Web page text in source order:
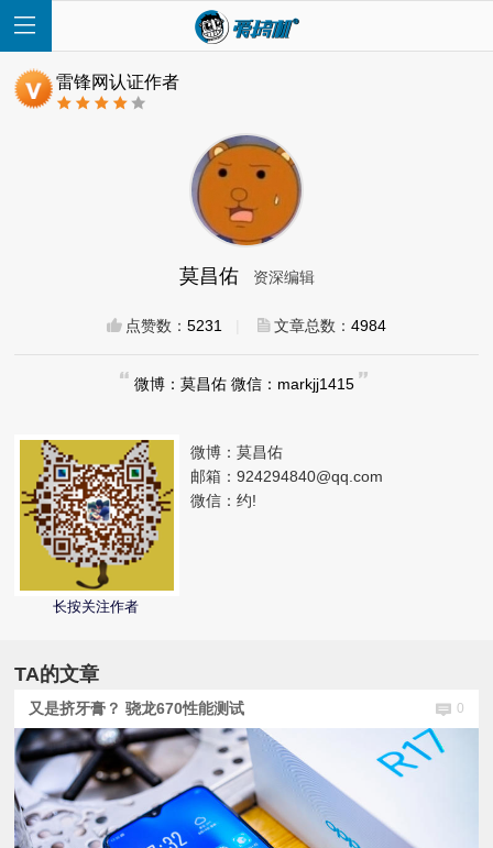
体
验
雷锋网认证作者
莫昌佑 资深编辑
点赞数： 5231 文章总数： 4984
微博：莫昌佑 微信：markjj1415
长按关注作者
微博： 莫昌佑
邮箱： 924294840@qq.com
微信： 约!
TA的文章
又是挤牙膏？ 骁龙670性能测试 0